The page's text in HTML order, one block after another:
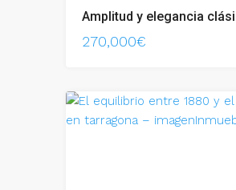
270,000€